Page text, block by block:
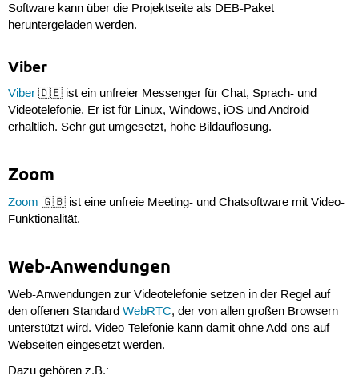
Software kann über die Projektseite als DEB-Paket
heruntergeladen werden.
Viber
Viber🇩🇪 ist ein unfreier Messenger für Chat, Sprach- und
Videotelefonie. Er ist für Linux, Windows, iOS und Android
erhältlich. Sehr gut umgesetzt, hohe Bildauflösung.
Zoom
Zoom 🇬🇧 ist eine unfreie Meeting- und Chatsoftware mit Video-
Funktionalität.
Web-Anwendungen
Web-Anwendungen zur Videotelefonie setzen in der Regel auf
den offenen Standard WebRTC, der von allen großen Browsern
unterstützt wird. Video-Telefonie kann damit ohne Add-ons auf
Webseiten eingesetzt werden.
Dazu gehören z.B.: